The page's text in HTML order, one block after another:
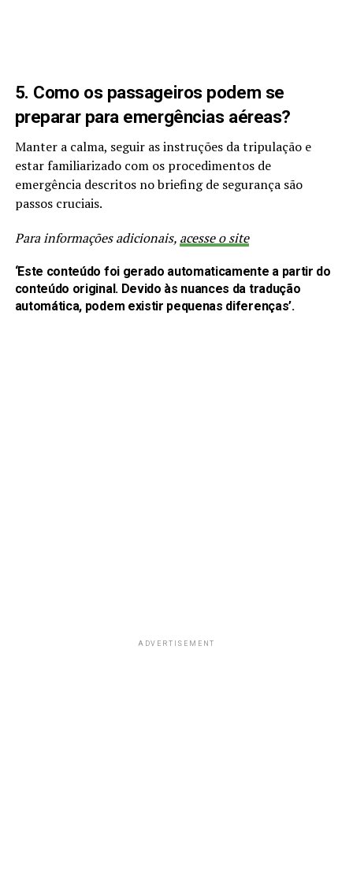
5. Como os passageiros podem se
preparar para emergências aéreas?
Manter a calma, seguir as instruções da tripulação e
estar familiarizado com os procedimentos de
emergência descritos no briefing de segurança são
passos cruciais.
Para informações adicionais, acesse o site
‘Este conteúdo foi gerado automaticamente a partir do
conteúdo original. Devido às nuances da tradução
automática, podem existir pequenas diferenças’.
ADVERTISEMENT